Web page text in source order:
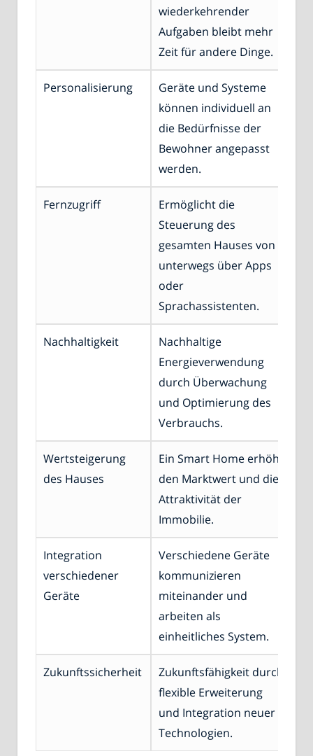
wiederkehrender
Aufgaben bleibt mehr
Zeit für andere Dinge.
Personalisierung
Geräte und Systeme
können individuell an
die Bedürfnisse der
Bewohner angepasst
werden.
Fernzugriff
Ermöglicht die
Steuerung des
gesamten Hauses von
unterwegs über Apps
oder
Sprachassistenten.
Nachhaltigkeit
Nachhaltige
Energieverwendung
durch Überwachung
und Optimierung des
Verbrauchs.
Wertsteigerung
des Hauses
Ein Smart Home erhöht
den Marktwert und die
Attraktivität der
Immobilie.
Integration
verschiedener
Geräte
Verschiedene Geräte
kommunizieren
miteinander und
arbeiten als
einheitliches System.
Zukunftssicherheit
Zukunftsfähigkeit durch
flexible Erweiterung
und Integration neuer
Technologien.